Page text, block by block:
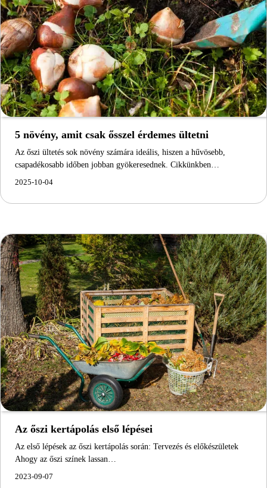
5 növény, amit csak ősszel érdemes ültetni
Az őszi ültetés sok növény számára ideális, hiszen a hűvösebb,
csapadékosabb időben jobban gyökeresednek. Cikkünkben…
2025-10-04
Az őszi kertápolás első lépései
Az első lépések az őszi kertápolás során: Tervezés és előkészületek
Ahogy az őszi színek lassan…
2023-09-07